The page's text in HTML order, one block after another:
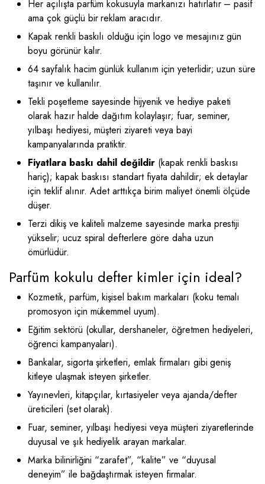
Her açılışta parfüm kokusuyla markanızı hatırlatır – pasif
ama çok güçlü bir reklam aracıdır.
Kapak renkli baskılı olduğu için logo ve mesajınız gün
boyu görünür kalır.
64 sayfalık hacim günlük kullanım için yeterlidir; uzun süre
taşınır ve kullanılır.
Tekli poşetleme sayesinde hijyenik ve hediye paketi
olarak hazır halde dağıtım kolaylaşır; fuar, seminer,
yılbaşı hediyesi, müşteri ziyareti veya bayi
kampanyalarında pratiktir.
Fiyatlara baskı dahil değildir (kapak renkli baskısı
hariç); kapak baskısı standart fiyata dahildir; ek detaylar
için teklif alınır. Adet arttıkça birim maliyet önemli ölçüde
düşer.
Terzi dikiş ve kaliteli malzeme sayesinde marka prestiji
yükselir; ucuz spiral defterlere göre daha uzun
ömürlüdür.
Parfüm kokulu defter kimler için ideal?
Kozmetik, parfüm, kişisel bakım markaları (koku temalı
promosyon için mükemmel uyum).
Eğitim sektörü (okullar, dershaneler, öğretmen hediyeleri,
öğrenci kampanyaları).
Bankalar, sigorta şirketleri, emlak firmaları gibi geniş
kitleye ulaşmak isteyen şirketler.
Yayınevleri, kitapçılar, kırtasiyeler veya ajanda/defter
üreticileri (set olarak).
Fuar, seminer, yılbaşı hediyesi veya müşteri ziyaretlerinde
duyusal ve şık hediyelik arayan markalar.
Marka bilinirliğini “zarafet”, “kalite” ve “duyusal
deneyim” ile bağdaştırmak isteyen firmalar.